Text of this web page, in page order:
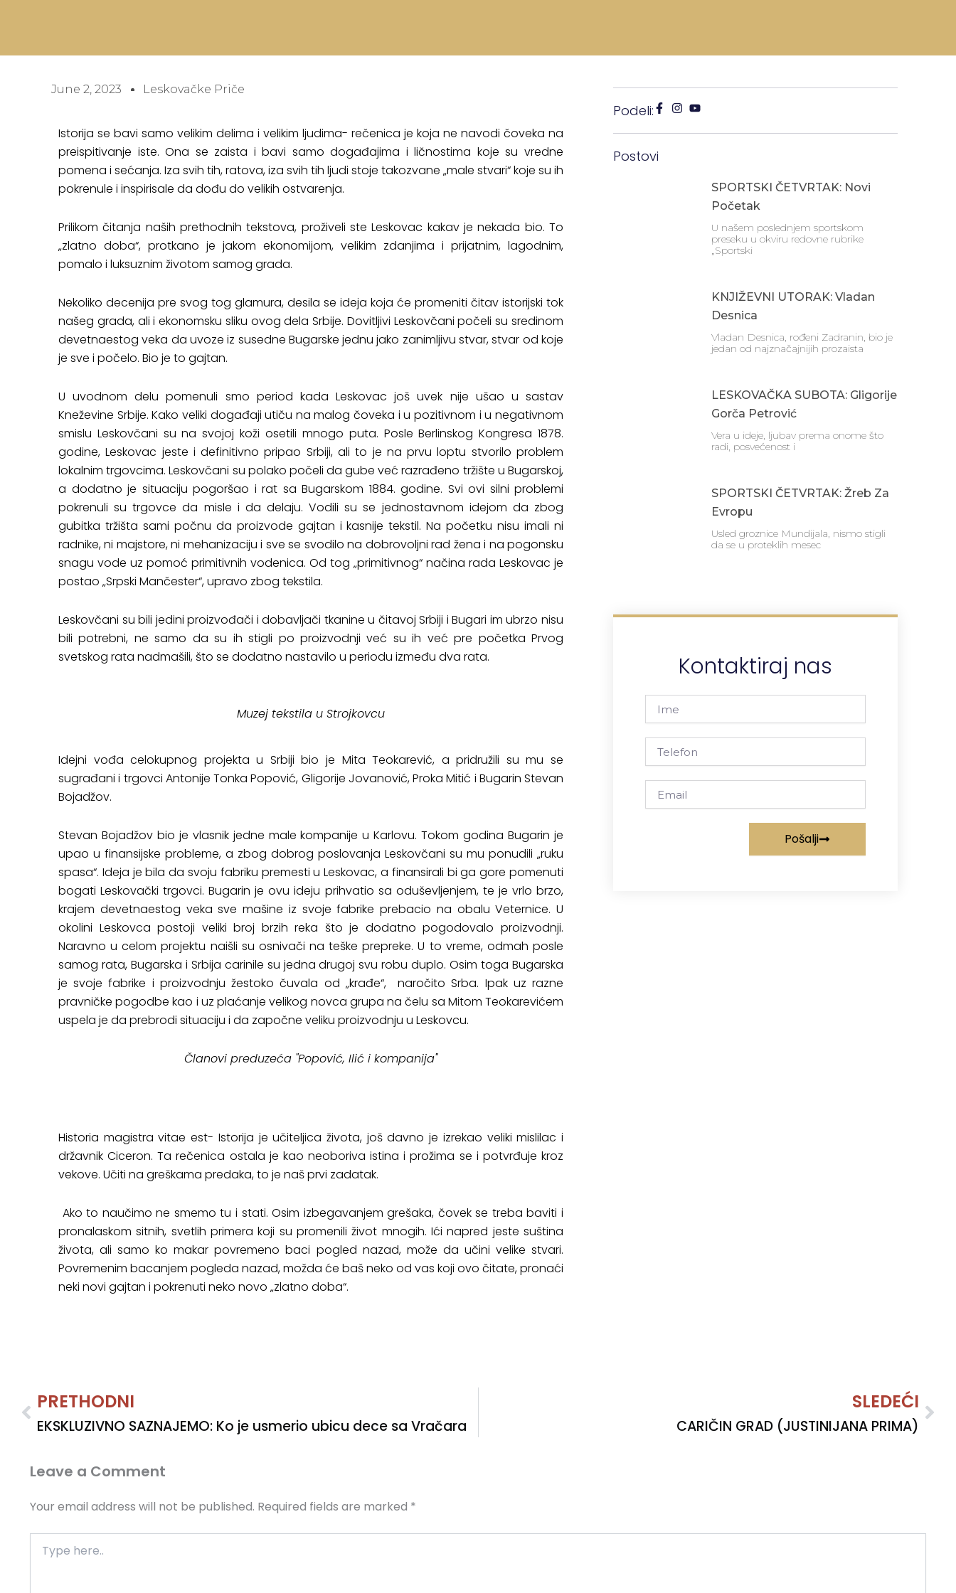
June 2, 2023 Leskovačke Priče
Istorija se bavi samo velikim delima i velikim ljudima- rečenica je koja ne navodi čoveka na
preispitivanje iste. Ona se zaista i bavi samo događajima i ličnostima koje su vredne
pomena i sećanja. Iza svih tih, ratova, iza svih tih ljudi stoje takozvane „male stvari“ koje su ih
pokrenule i inspirisale da dođu do velikih ostvarenja.
Prilikom čitanja naših prethodnih tekstova, proživeli ste Leskovac kakav je nekada bio. To
„zlatno doba“, protkano je jakom ekonomijom, velikim zdanjima i prijatnim, lagodnim,
pomalo i luksuznim životom samog grada.
Nekoliko decenija pre svog tog glamura, desila se ideja koja će promeniti čitav istorijski tok
našeg grada, ali i ekonomsku sliku ovog dela Srbije. Dovitljivi Leskovčani počeli su sredinom
devetnaestog veka da uvoze iz susedne Bugarske jednu jako zanimljivu stvar, stvar od koje
je sve i počelo. Bio je to gajtan.
U uvodnom delu pomenuli smo period kada Leskovac još uvek nije ušao u sastav
Kneževine Srbije. Kako veliki događaji utiču na malog čoveka i u pozitivnom i u negativnom
smislu Leskovčani su na svojoj koži osetili mnogo puta. Posle Berlinskog Kongresa 1878.
godine, Leskovac jeste i definitivno pripao Srbiji, ali to je na prvu loptu stvorilo problem
lokalnim trgovcima. Leskovčani su polako počeli da gube već razrađeno tržište u Bugarskoj,
a dodatno je situaciju pogoršao i rat sa Bugarskom 1884. godine. Svi ovi silni problemi
pokrenuli su trgovce da misle i da delaju. Vodili su se jednostavnom idejom da zbog
gubitka tržišta sami počnu da proizvode gajtan i kasnije tekstil. Na početku nisu imali ni
radnike, ni majstore, ni mehanizaciju i sve se svodilo na dobrovoljni rad žena i na pogonsku
snagu vode uz pomoć primitivnih vodenica. Od tog „primitivnog“ načina rada Leskovac je
postao „Srpski Mančester“, upravo zbog tekstila.
Leskovčani su bili jedini proizvođači i dobavljači tkanine u čitavoj Srbiji i Bugari im ubrzo nisu
bili potrebni, ne samo da su ih stigli po proizvodnji već su ih već pre početka Prvog
svetskog rata nadmašili, što se dodatno nastavilo u periodu između dva rata.
Muzej tekstila u Strojkovcu
Idejni vođa celokupnog projekta u Srbiji bio je Mita Teokarević, a pridružili su mu se
sugrađani i trgovci Antonije Tonka Popović, Gligorije Jovanović, Proka Mitić i Bugarin Stevan
Bojadžov.
Stevan Bojadžov bio je vlasnik jedne male kompanije u Karlovu. Tokom godina Bugarin je
upao u finansijske probleme, a zbog dobrog poslovanja Leskovčani su mu ponudili „ruku
spasa“. Ideja je bila da svoju fabriku premesti u Leskovac, a finansirali bi ga gore pomenuti
bogati Leskovački trgovci. Bugarin je ovu ideju prihvatio sa oduševljenjem, te je vrlo brzo,
krajem devetnaestog veka sve mašine iz svoje fabrike prebacio na obalu Veternice. U
okolini Leskovca postoji veliki broj brzih reka što je dodatno pogodovalo proizvodnji.
Naravno u celom projektu naišli su osnivači na teške prepreke. U to vreme, odmah posle
samog rata, Bugarska i Srbija carinile su jedna drugoj svu robu duplo. Osim toga Bugarska
je svoje fabrike i proizvodnju žestoko čuvala od „krađe“, naročito Srba. Ipak uz razne
pravničke pogodbe kao i uz plaćanje velikog novca grupa na čelu sa Mitom Teokarevićem
uspela je da prebrodi situaciju i da započne veliku proizvodnju u Leskovcu.
Članovi preduzeća "Popović, Ilić i kompanija"
Historia magistra vitae est- Istorija je učiteljica života, još davno je izrekao veliki mislilac i
državnik Ciceron. Ta rečenica ostala je kao neoboriva istina i prožima se i potvrđuje kroz
vekove. Učiti na greškama predaka, to je naš prvi zadatak.
Ako to naučimo ne smemo tu i stati. Osim izbegavanjem grešaka, čovek se treba baviti i
pronalaskom sitnih, svetlih primera koji su promenili život mnogih. Ići napred jeste suština
života, ali samo ko makar povremeno baci pogled nazad, može da učini velike stvari.
Povremenim bacanjem pogleda nazad, možda će baš neko od vas koji ovo čitate, pronaći
neki novi gajtan i pokrenuti neko novo „zlatno doba“.
Podeli:
Postovi
SPORTSKI ČETVRTAK: Novi
Početak
U našem poslednjem sportskom
preseku u okviru redovne rubrike
„Sportski
KNJIŽEVNI UTORAK: Vladan
Desnica
Vladan Desnica, rođeni Zadranin, bio je
jedan od najznačajnijih prozaista
LESKOVAČKA SUBOTA: Gligorije
Gorča Petrović
Vera u ideje, ljubav prema onome što
radi, posvećenost i
SPORTSKI ČETVRTAK: Žreb Za
Evropu
Usled groznice Mundijala, nismo stigli
da se u proteklih mesec
Kontaktiraj nas
Ime
Telefon
Email
Pošalji
Prev
PRETHODNI
EKSKLUZIVNO SAZNAJEMO: Ko je usmerio ubicu dece sa Vračara
SLEDEĆI
CARIČIN GRAD (JUSTINIJANA PRIMA)
Leave a Comment
Your email address will not be published. Required fields are marked *
here..